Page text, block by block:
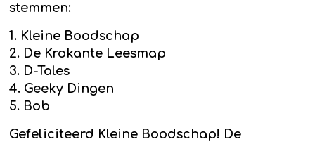
stemmen:
1. Kleine Boodschap
2. De Krokante Leesmap
3. D-Tales
4. Geeky Dingen
5. Bob
Gefeliciteerd Kleine Boodschap! De